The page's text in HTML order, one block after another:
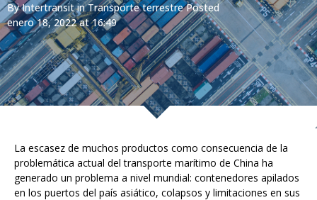
By Intertransit in Transporte terrestre Posted
enero 18, 2022 at 16:49
La escasez de muchos productos como consecuencia de la
problemática actual del transporte marítimo de China ha
generado un problema a nivel mundial: contenedores apilados
en los puertos del país asiático, colapsos y limitaciones en sus